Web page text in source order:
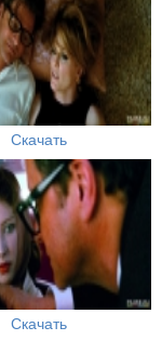
Скачать
Скачать